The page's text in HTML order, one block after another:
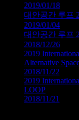
2019/01/18
대안공간 루프
2019/01/04
대안공간 루프
2018/12/26
2019
Alternative
2018/11/22
2019
LOOP
2018/11/21